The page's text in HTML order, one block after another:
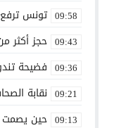
09:58 تونس
09:43 حجز أكثر من 7 أطنان من مخدر الشيرا واعتقال شخصين بمدخل إساكن بإقليم
09:36 فضيحة
09:21 نقابة
09:13 حين يصمت